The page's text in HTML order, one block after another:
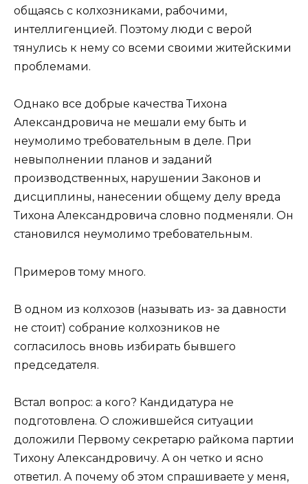
общаясь с колхозниками, рабочими,
интеллигенцией. Поэтому люди с верой
тянулись к нему со всеми своими житейскими
проблемами.
Однако все добрые качества Тихона
Александровича не мешали ему быть и
неумолимо требовательным в деле. При
невыполнении планов и заданий
производственных, нарушении Законов и
дисциплины, нанесении общему делу вреда
Тихона Александровича словно подменяли. Он
становился неумолимо требовательным.
Примеров тому много.
В одном из колхозов (называть из- за давности
не стоит) собрание колхозников не
согласилось вновь избирать бывшего
председателя.
Встал вопрос: а кого? Кандидатура не
подготовлена. О сложившейся ситуации
доложили Первому секретарю райкома партии
Тихону Александровичу. А он четко и ясно
ответил. А почему об этом спрашиваете у меня,